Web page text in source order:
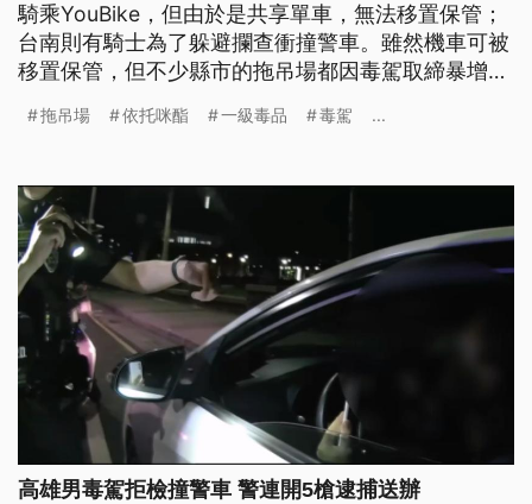
騎乘YouBike，但由於是共享單車，無法移置保管；
台南則有騎士為了躲避攔查衝撞警車。雖然機車可被
移置保管，但不少縣市的拖吊場都因毒駕取締暴增，
見毒駕氾濫，大部分都跟喪屍毒品依托咪酯有關，去
（17）日開完毒審會後，決議將它再升級到第一級毒
品，未來若有販賣等行為，最重可判死刑。
拖吊場 依托咪酯 一級毒品 毒駕 ...
高雄男毒駕拒檢撞警車 警連開5槍逮捕送辦